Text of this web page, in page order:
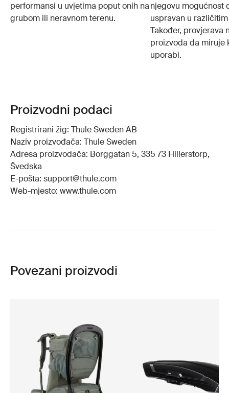
performansi u uvjetima poput onih na
grubom ili neravnom terenu.
njegovu mogućnost
uspravan u
Također, provjerava
proizvoda da miruje
uporabi.
Proizvodni podaci
Registrirani žig: Thule Sweden AB
Naziv proizvođača: Thule Sweden
Adresa proizvođača: Borggatan 5, 335 73 Hillerstorp,
Švedska
E-pošta: support@thule.com
Web-mjesto: www.thule.com
Povezani proizvodi